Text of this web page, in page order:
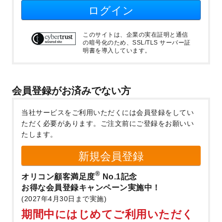
ログイン
このサイトは、企業の実在証明と通信
の暗号化のため、SSL/TLS サーバー証
明書を導入しています。
会員登録がお済みでない方
当社サービスをご利用いただくには会員登録をしてい
ただく必要があります。
ご注文前にご登録をお願いい
たします。
新規会員登録
オリコン顧客満足度® No.1記念
お得な会員登録キャンペーン実施中！
(2027年4月30日まで実施)
期間中にはじめてご利用いただく